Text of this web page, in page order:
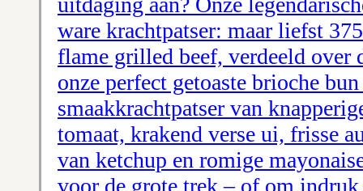
ware krachtpatser: maar liefst
flame grilled beef, verdeeld over
onze perfect getoaste brioche
smaakkrachtpatser van
tomaat, krakend verse ui, frisse
van ketchup en romige
voor de grote trek – of om